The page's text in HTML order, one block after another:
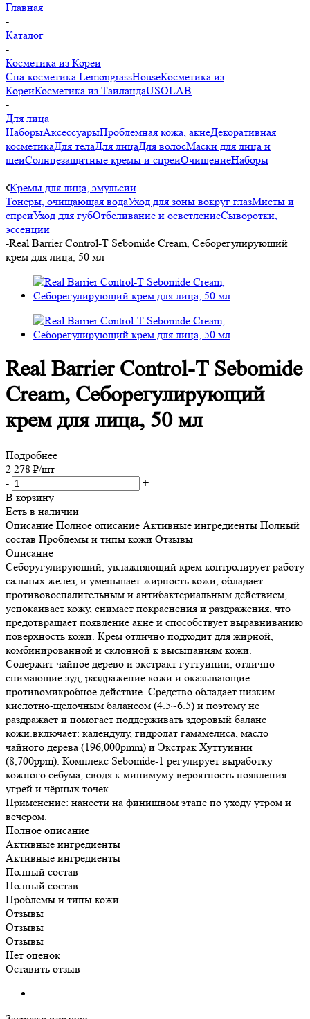
Главная
-
Каталог
-
Косметика из Кореи
Спа-косметика LemongrassHouseКосметика из
КореиКосметика из ТаиландаUSOLAB
-
Для лица
НаборыАксессуарыПроблемная кожа, акнеДекоративная
косметикаДля телаДля лицаДля волосМаски для лица и
шеиСолнцезащитные кремы и спреиОчищениеНаборы
-
Кремы для лица, эмульсии
Тонеры, очищающая водаУход для зоны вокруг глазМисты и
спреиУход для губОтбеливание и осветлениеСыворотки,
эссенции
-Real Barrier Control-T Sebomide Cream, Себорегулирующий
крем для лица, 50 мл
Real Barrier Control-T Sebomide
Cream, Себорегулирующий
крем для лица, 50 мл
Подробнее
2 278 ₽/шт
-
+
В корзину
Есть в наличии
Описание Полное описание Активные ингредиенты Полный
состав Проблемы и типы кожи Отзывы
Описание
Себоругулирующий, увлажняющий крем контролирует работу
сальных желез, и уменьшает жирность кожи, обладает
противовоспалительным и антибактериальным действием,
успокаивает кожу, снимает покраснения и раздражения, что
предотвращает появление акне и способствует выравниванию
поверхность кожи. Крем отлично подходит для жирной,
комбинированной и склонной к высыпаниям кожи.
Содержит чайное дерево и экстракт гуттуинии, отлично
снимающие зуд, раздражение кожи и оказывающие
противомикробное действие. Средство обладает низким
кислотно-щелочным балансом (4.5~6.5) и поэтому не
раздражает и помогает поддерживать здоровый баланс
кожи.включает: календулу, гидролат гамамелиса, масло
чайного дерева (196,000pmm) и Экстрак Хуттуинии
(8,700ppm). Комплекс Sebomide-1 регулирует выработку
кожного себума, сводя к минимуму вероятность появления
угрей и чёрных точек.
Применение: нанести на финишном этапе по уходу утром и
вечером.
Полное описание
Активные ингредиенты
Активные ингредиенты
Полный состав
Полный состав
Проблемы и типы кожи
Отзывы
Отзывы
Отзывы
Нет оценок
Оставить отзыв